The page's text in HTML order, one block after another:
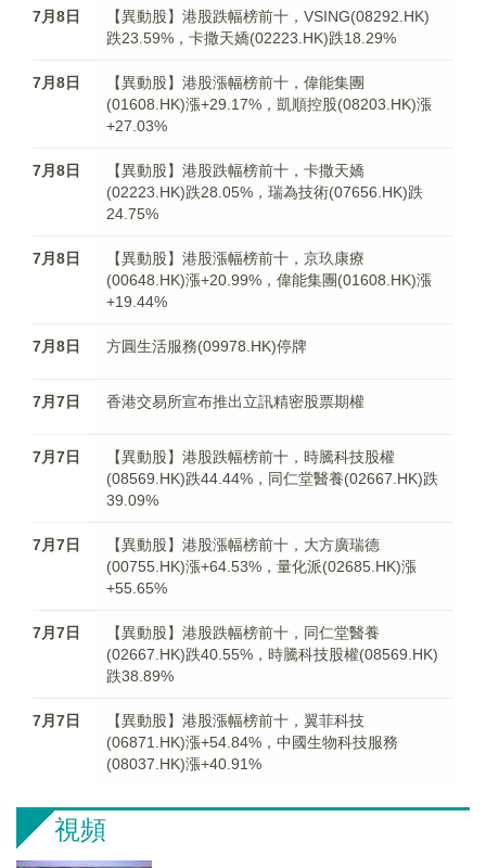
7月8日
【異動股】港股跌幅榜前十，VSING(08292.HK)
跌23.59%，卡撒天嬌(02223.HK)跌18.29%
7月8日
【異動股】港股漲幅榜前十，偉能集團
(01608.HK)漲+29.17%，凱順控股(08203.HK)漲
+27.03%
7月8日
【異動股】港股跌幅榜前十，卡撒天嬌
(02223.HK)跌28.05%，瑞為技術(07656.HK)跌
24.75%
7月8日
【異動股】港股漲幅榜前十，京玖康療
(00648.HK)漲+20.99%，偉能集團(01608.HK)漲
+19.44%
7月8日 方圓生活服務(09978.HK)停牌
7月7日 香港交易所宣布推出立訊精密股票期權
7月7日
【異動股】港股跌幅榜前十，時騰科技股權
(08569.HK)跌44.44%，同仁堂醫養(02667.HK)跌
39.09%
7月7日
【異動股】港股漲幅榜前十，大方廣瑞德
(00755.HK)漲+64.53%，量化派(02685.HK)漲
+55.65%
7月7日
【異動股】港股跌幅榜前十，同仁堂醫養
(02667.HK)跌40.55%，時騰科技股權(08569.HK)
跌38.89%
7月7日
【異動股】港股漲幅榜前十，翼菲科技
(06871.HK)漲+54.84%，中國生物科技服務
(08037.HK)漲+40.91%
視頻